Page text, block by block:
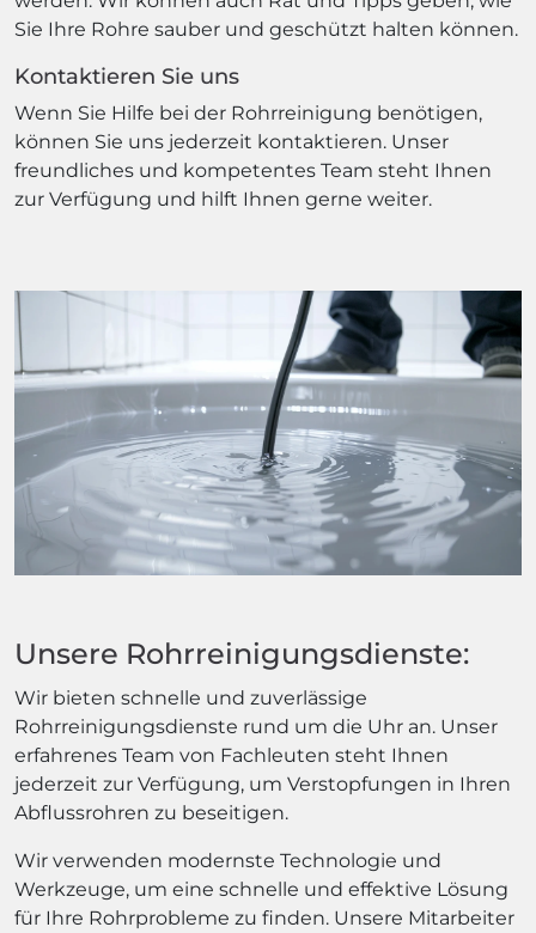
Sie Ihre Rohre sauber und geschützt halten können.
Kontaktieren Sie uns
Wenn Sie Hilfe bei der Rohrreinigung benötigen,
können Sie uns jederzeit kontaktieren. Unser
freundliches und kompetentes Team steht Ihnen
zur Verfügung und hilft Ihnen gerne weiter.
Unsere Rohrreinigungsdienste:
Wir bieten schnelle und zuverlässige
Rohrreinigungsdienste rund um die Uhr an. Unser
erfahrenes Team von Fachleuten steht Ihnen
jederzeit zur Verfügung, um Verstopfungen in Ihren
Abflussrohren zu beseitigen.
Wir verwenden modernste Technologie und
Werkzeuge, um eine schnelle und effektive Lösung
für Ihre Rohrprobleme zu finden. Unsere Mitarbeiter